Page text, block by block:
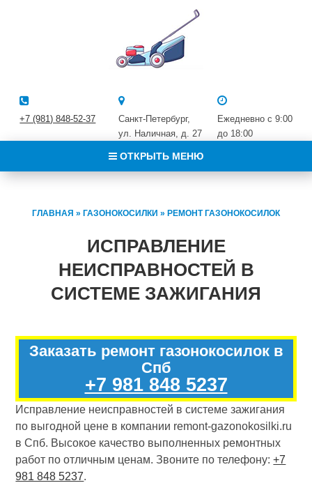
Ежедневно с 9:00
до 18:00
Санкт-Петербург,
ул. Наличная, д. 27
+7 (981) 848-52-37
ОТКРЫТЬ МЕНЮ
ГЛАВНАЯ » ГАЗОНОКОСИЛКИ » РЕМОНТ ГАЗОНОКОСИЛОК
ИСПРАВЛЕНИЕ
НЕИСПРАВНОСТЕЙ В
СИСТЕМЕ ЗАЖИГАНИЯ
Заказать ремонт газонокосилок в
Спб
+7 981 848 5237
Исправление неисправностей в системе зажигания
по выгодной цене в компании remont-gazonokosilki.ru
в Спб. Высокое качество выполненных ремонтных
работ по отличным ценам. Звоните по телефону:+7
981 848 5237.